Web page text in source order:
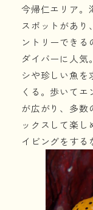
今帰仁エリア。
スポットがあり
ントリーでき
ダイバーに人気
シや珍しい魚を
くる。歩いて
が広がり、多数
ックスして楽
イビングをする